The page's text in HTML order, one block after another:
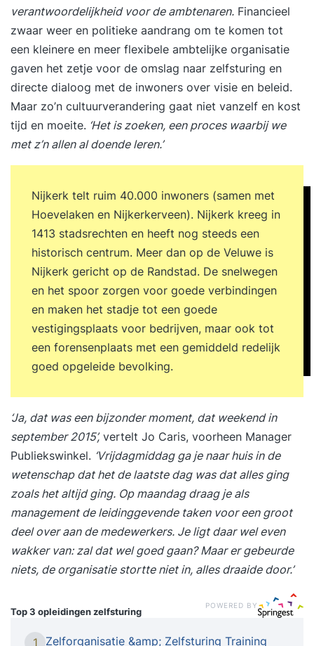
verantwoordelijkheid voor de ambtenaren. Financieel
zwaar weer en politieke aandrang om te komen tot
een kleinere en meer flexibele ambtelijke organisatie
gaven het zetje voor de omslag naar zelfsturing en
directe dialoog met de inwoners over visie en beleid.
Maar zo’n cultuurverandering gaat niet vanzelf en kost
tijd en moeite. ‘Het is zoeken, een proces waarbij we
met z’n allen al doende leren.’
Nijkerk telt ruim 40.000 inwoners (samen met
Hoevelaken en Nijkerkerveen). Nijkerk kreeg in
1413 stadsrechten en heeft nog steeds een
historisch centrum. Meer dan op de Veluwe is
Nijkerk gericht op de Randstad. De snelwegen
en het spoor zorgen voor goede verbindingen
en maken het stadje tot een goede
vestigingsplaats voor bedrijven, maar ook tot
een forensenplaats met een gemiddeld redelijk
goed opgeleide bevolking.
‘Ja, dat was een bijzonder moment, dat weekend in
september 2015’,vertelt Jo Caris, voorheen Manager
Publiekswinkel. ‘Vrijdagmiddag ga je naar huis in de
wetenschap dat het de laatste dag was dat alles ging
zoals het altijd ging. Op maandag draag je als
management de leidinggevende taken voor een groot
deel over aan de medewerkers. Je ligt daar wel even
wakker van: zal dat wel goed gaan? Maar er gebeurde
niets, de organisatie stortte niet in, alles draaide door.’
Top 3 opleidingenzelfsturing
POWERED BY
1
Zelforganisatie &amp; Zelfsturing Training